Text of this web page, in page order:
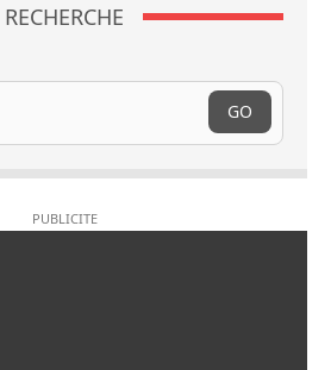
RECHERCHE
GO